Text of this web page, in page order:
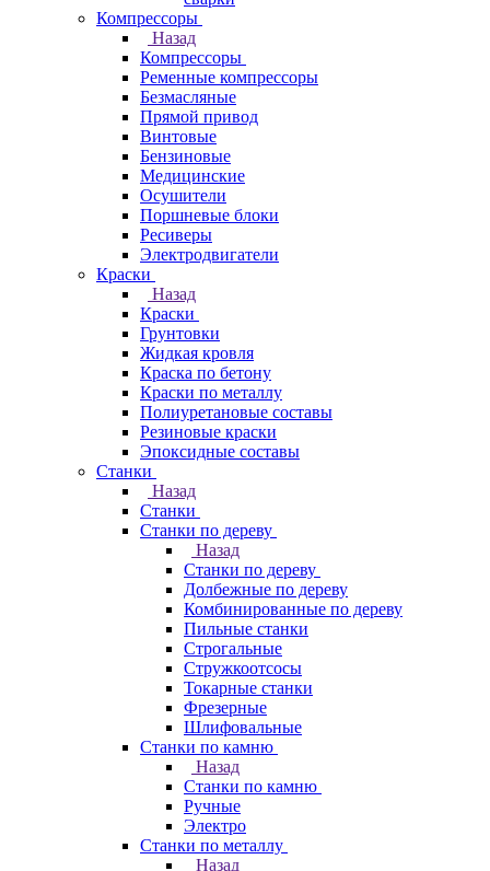
Компрессоры
Назад
Компрессоры
Ременные компрессоры
Безмасляные
Прямой привод
Винтовые
Бензиновые
Медицинские
Осушители
Поршневые блоки
Ресиверы
Электродвигатели
Краски
Назад
Краски
Грунтовки
Жидкая кровля
Краска по бетону
Краски по металлу
Полиуретановые составы
Резиновые краски
Эпоксидные составы
Станки
Назад
Станки
Станки по дереву
Назад
Станки по дереву
Долбежные по дереву
Комбинированные по дереву
Пильные станки
Строгальные
Стружкоотсосы
Токарные станки
Фрезерные
Шлифовальные
Станки по камню
Назад
Станки по камню
Ручные
Электро
Станки по металлу
Назад